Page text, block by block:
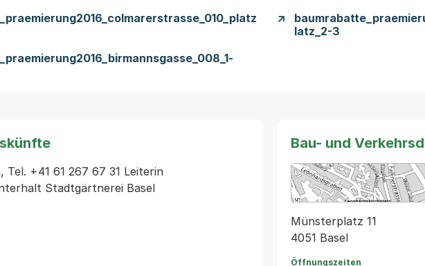
latz_2-3
Tel. +41 61 267 67 31 Leiterin
Stadtgärtnerei Basel
Bau- und
Münsterplatz 11
4051 Basel
Öffnungszeiten